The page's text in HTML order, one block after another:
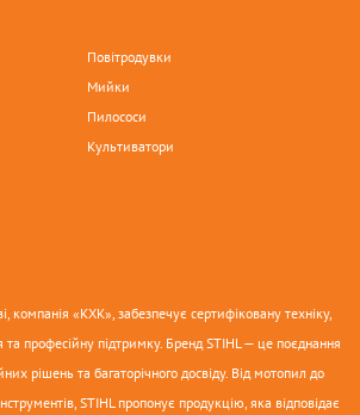
Повітродувки
Мийки
Пилососи
Культиватори
компанія «КХК», забезпечує сертифіковану техніку,
та професійну підтримку. Бренд STIHL — це поєднання
рішень та багаторічного досвіду. Від мотопил до
STIHL пропонує продукцію, яка відповідає